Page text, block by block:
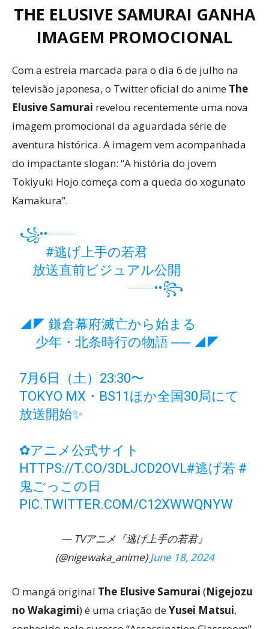
THE ELUSIVE SAMURAI GANHA
IMAGEM PROMOCIONAL
Com a estreia marcada para o dia 6 de julho na
televisão japonesa, o Twitter oficial do anime The
Elusive Samurai revelou recentemente uma nova
imagem promocional da aguardada série de
aventura histórica. A imagem vem acompanhada
do impactante slogan: “A história do jovem
Tokiyuki Hojo começa com a queda do xogunato
Kamakura”.
꧁••┈┈
#逃げ上手の若君
放送直前ビジュアル公開
┈┈••꧂
◢◤ 鎌倉幕府滅亡から始まる
少年・北条時行の物語 ── ◢◤
7月6日（土）23:30〜
TOKYO MX・BS11ほか全国30局にて
放送開始✨
✿アニメ公式サイト
HTTPS://T.CO/3DLJCD2OVL#逃げ若 #
鬼ごっこの日
PIC.TWITTER.COM/C12XWWQNYW
— TVアニメ『逃げ上手の若君』
(@nigewaka_anime)June 18, 2024
O mangá original The Elusive Samurai (Nigejozu
no Wakagimi) é uma criação deYusei Matsui,